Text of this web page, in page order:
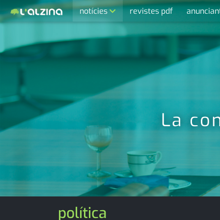
notícies
últimes notícies
cultura
empresa
entrevista
esports
medi ambient
opinió
revistes pdf
La
política